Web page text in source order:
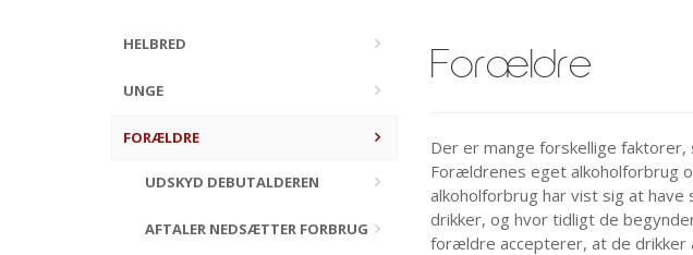
HELBRED
UNGE
FORÆLDRE
UDSKYD DEBUTALDEREN
AFTALER NEDSÆTTER FORBRUG
Forældre
Der er mange forskellige
Forældrenes eget alkoholforbrug
alkoholforbrug har vist sig at
drikker, og hvor tidligt de
forældre accepterer, at de drikker